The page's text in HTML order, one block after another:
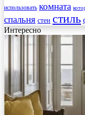
использовать комната
спальня стен стиль
Интересно